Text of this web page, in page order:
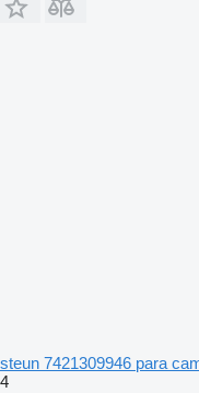
steun 7421309946 para
4